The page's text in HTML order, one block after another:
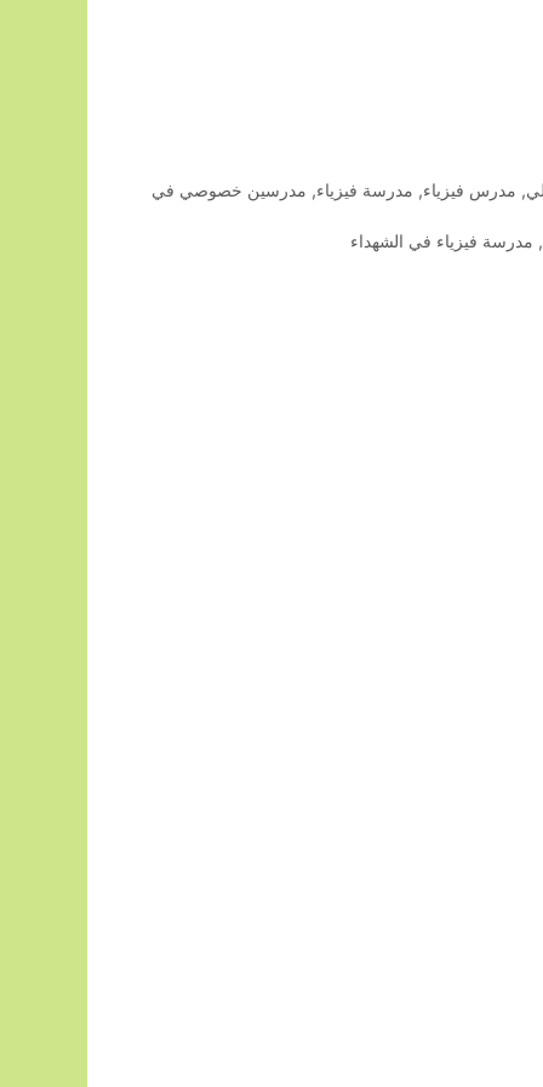
, مدرس فيزياء, مدرسة فيزياء, مدرسين خصوصي في
, مدرسة فيزياء في الشهداء